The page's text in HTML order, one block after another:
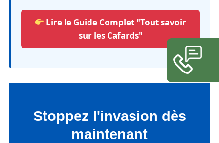
Lire le Guide Complet "Tout savoir
sur les Cafards"
Stoppez l'invasion dès
maintenant